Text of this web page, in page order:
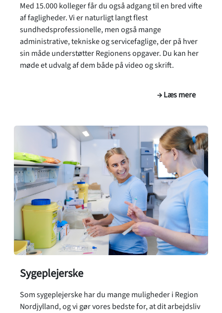
Med 15.000 kolleger får du også adgang til en bred vifte
af fagligheder. Vi er naturligt langt flest
sundhedsprofessionelle, men også mange
administrative, tekniske og servicefaglige, der på hver
sin måde understøtter Regionens opgaver. Du kan her
møde et udvalg af dem både på video og skrift.
→ Læs mere
Sygeplejerske
Som sygeplejerske har du mange muligheder i Region
Nordjylland, og vi gør vores bedste for, at dit arbejdsliv